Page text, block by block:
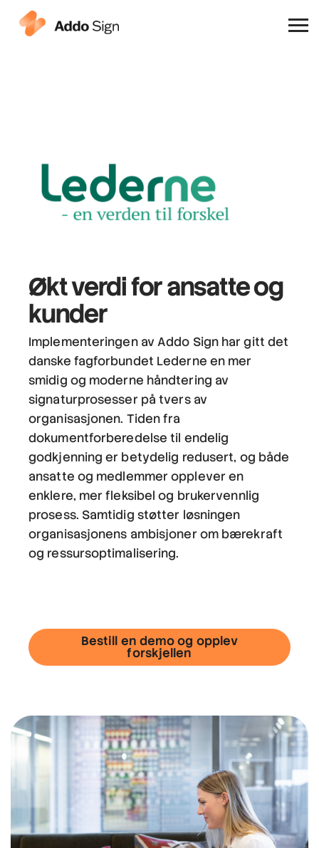
Hvorfor Addo Sign
Økt verdifor ansatte og
kunder
Implementeringen av Addo Sign har gitt det
danske fagforbundet Lederne en mer
smidig og moderne håndtering av
signaturprosesser på tvers av
organisasjonen. Tiden fra
dokumentforberedelse til endelig
godkjenning er betydelig redusert, og både
ansatte og medlemmer opplever en
enklere, mer fleksibel og brukervennlig
prosess. Samtidig støtter løsningen
organisasjonens ambisjoner om bærekraft
og ressursoptimalisering.
Bestill en demo og opplev
forskjellen